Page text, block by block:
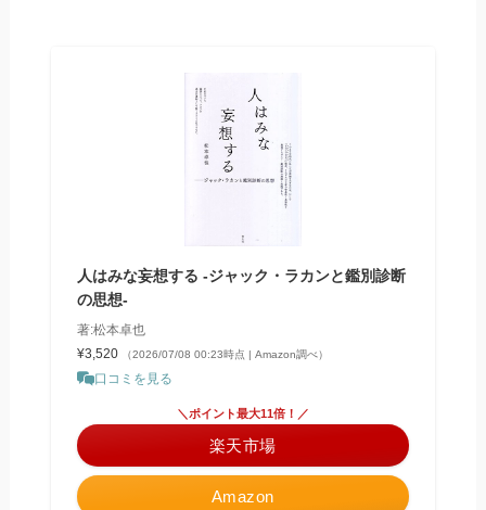
人はみな妄想する -ジャック・ラカンと鑑別診断
の思想-
著:松本卓也
¥3,520
（2026/07/08 00:23時点 | Amazon調べ）
口コミを見る
Amazon
＼ポイント最大11倍！／
楽天市場